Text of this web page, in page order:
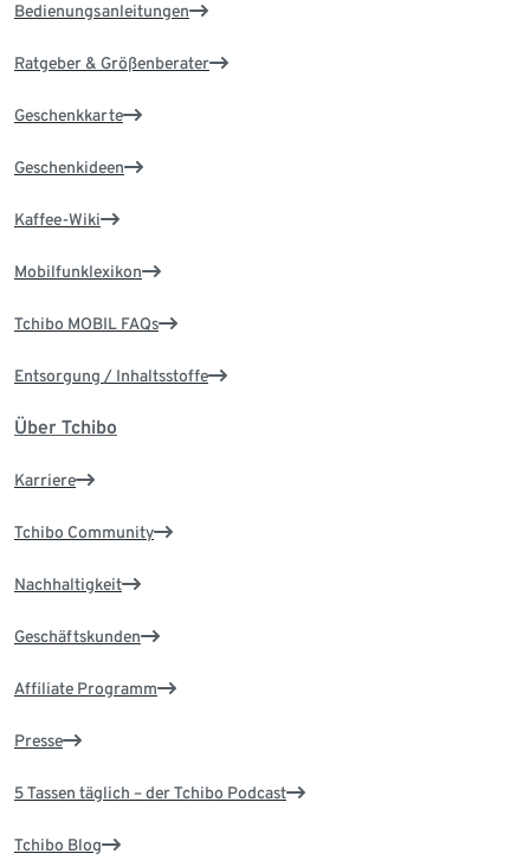
Bedienungsanleitungen
Ratgeber & Größenberater
Geschenkkarte
Geschenkideen
Kaffee-Wiki
Mobilfunklexikon
Tchibo MOBIL FAQs
Entsorgung / Inhaltsstoffe
Über Tchibo
Karriere
Tchibo Community
Nachhaltigkeit
Geschäftskunden
Affiliate Programm
Presse
5 Tassen täglich – der Tchibo Podcast
Tchibo Blog